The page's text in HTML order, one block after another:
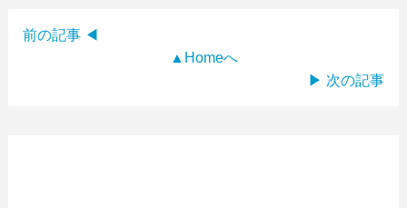
前の記事 ◀
▲Homeへ
▶ 次の記事